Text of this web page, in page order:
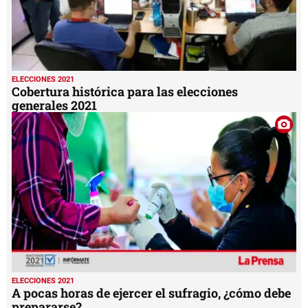
ELECCIONES 2021
Cobertura histórica para las elecciones
generales 2021
ELECCIONES 2021
A pocas horas de ejercer el sufragio, ¿cómo debe